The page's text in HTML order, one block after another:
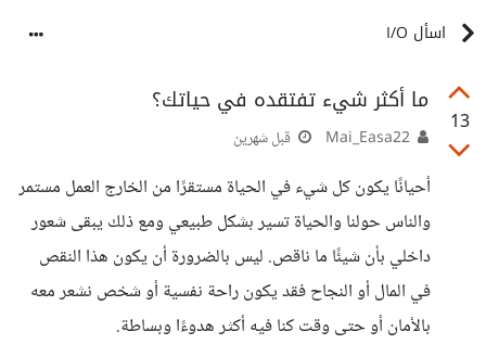
اسأل I/O
13
ما أكثر شيء تفتقده في حياتك؟
قبل شهرين
أحيانًا يكون كل شيء في الحياة مستقرًا من الخارج العمل مستمر
والناس حولنا والحياة تسير بشكل طبيعي ومع ذلك يبقى شعور
داخلي بأن شيئًا ما ناقص. ليس بالضرورة أن يكون هذا النقص
في المال أو النجاح فقد يكون راحة نفسية أو شخص نشعر معه
بالأمان أو حتى وقت كنا فيه أكثر هدوءًا وبساطة.